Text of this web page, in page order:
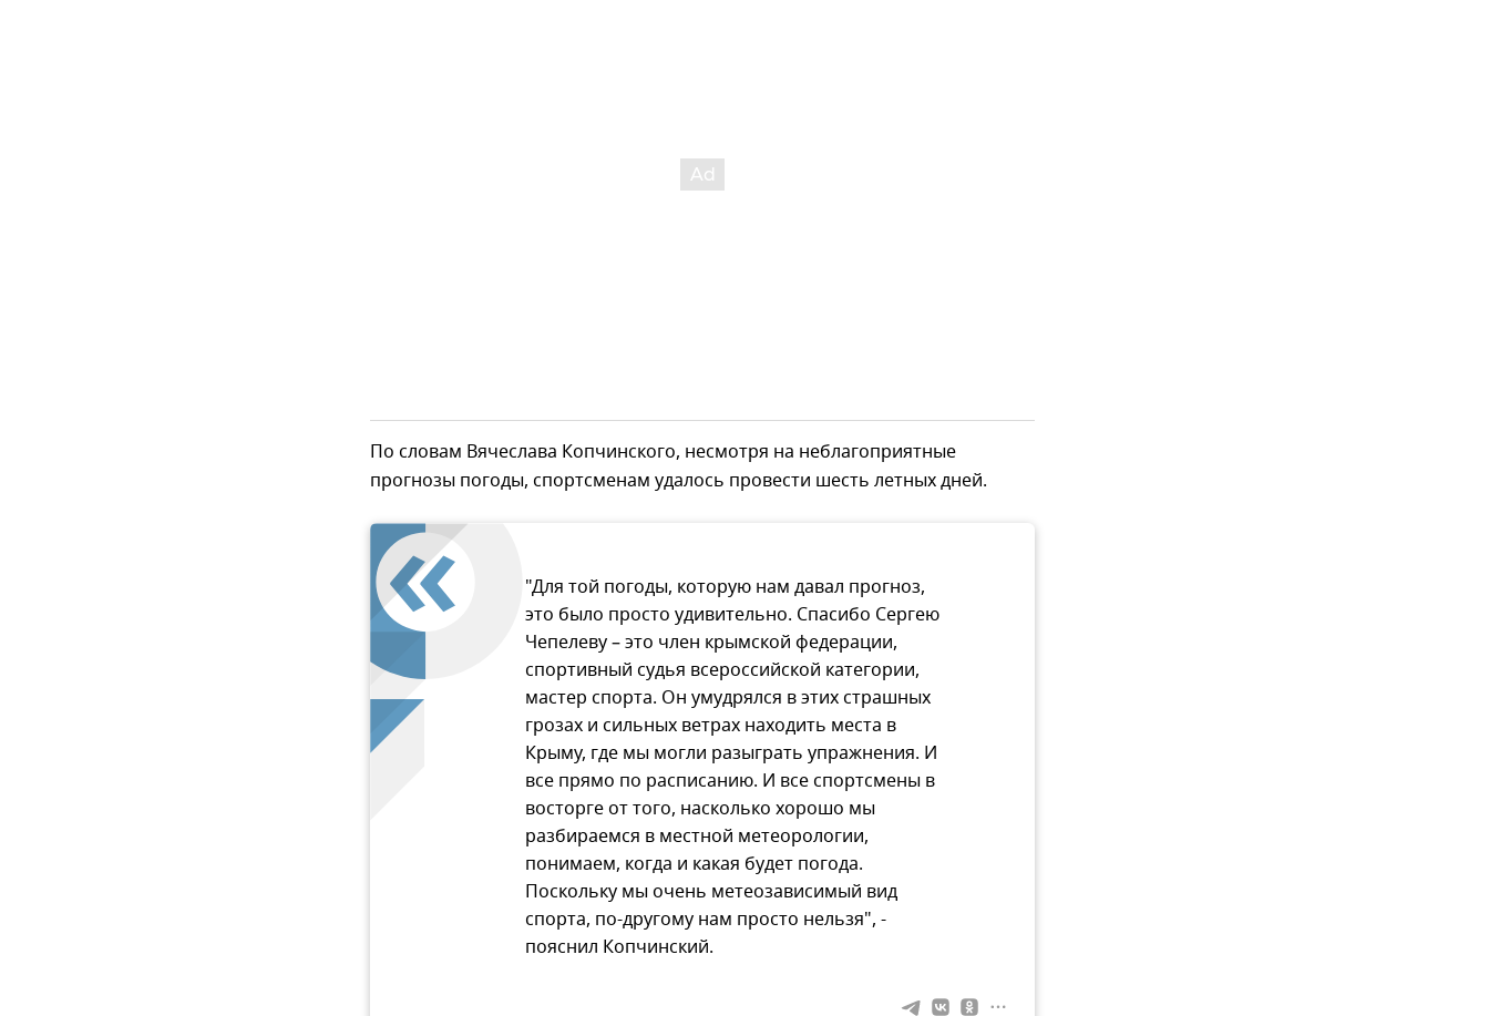
По словам Вячеслава Копчинского, несмотря на неблагоприятные
прогнозы погоды, спортсменам удалось провести шесть летных дней.
"Для той погоды, которую нам давал прогноз,
это было просто удивительно. Спасибо Сергею
Чепелеву – это член крымской федерации,
спортивный судья всероссийской категории,
мастер спорта. Он умудрялся в этих страшных
грозах и сильных ветрах находить места в
Крыму, где мы могли разыграть упражнения. И
все прямо по расписанию. И все спортсмены в
восторге от того, насколько хорошо мы
разбираемся в местной метеорологии,
понимаем, когда и какая будет погода.
Поскольку мы очень метеозависимый вид
спорта, по-другому нам просто нельзя", -
пояснил Копчинский.